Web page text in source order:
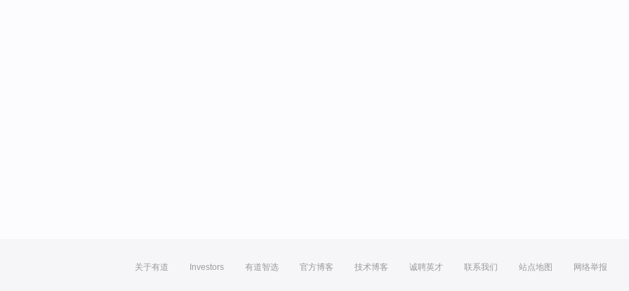
关于有道 Investors 有道智选 官方博客 技术博客 诚聘英才 联系我们 站点地图 网络举报